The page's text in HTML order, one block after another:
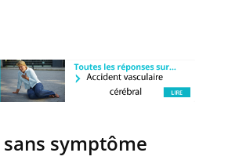
symptôme